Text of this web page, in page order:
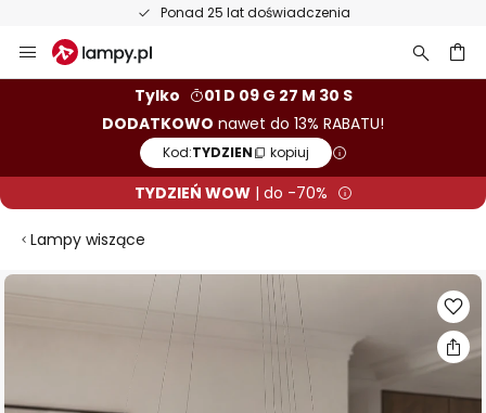
50-dniowy termin zwrotu towaru
Przejdź
do
Tylko
01 D 09 G 27 M 29 S
DODATKOWO nawet do 13% RABATU!
Kod:TYDZIEN kopiuj
TYDZIEŃ WOW| do -70%
Lampy wiszące
Przejdź